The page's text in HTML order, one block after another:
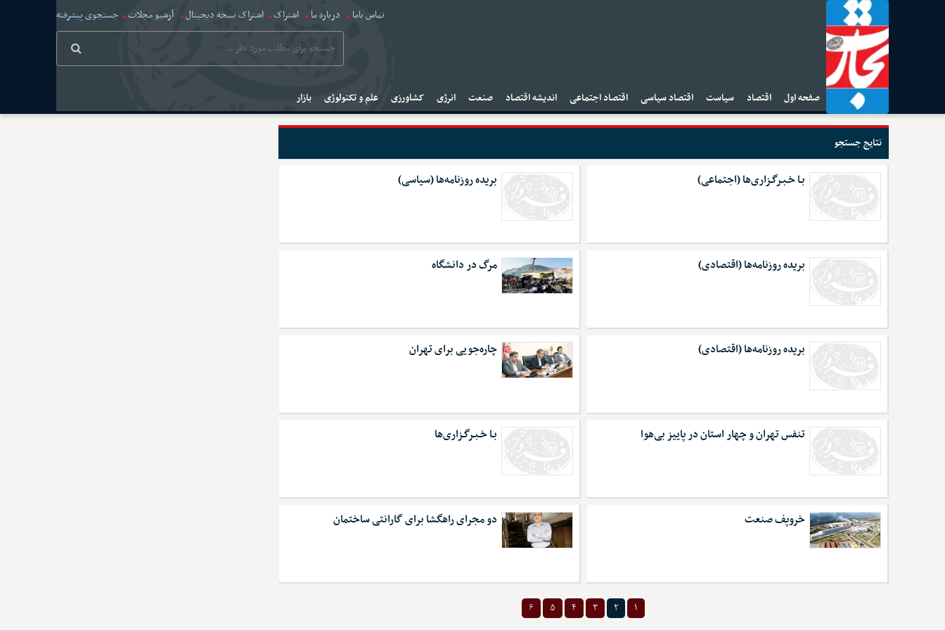
تماس باما درباره ما اشتراک اشتراک نسخه دیجیتال آرشیو مجلات جستجوی پیشرفته
صفحه اول اقتصاد سیاست اقتصاد سیاسی اقتصاد اجتماعی اندیشه اقتصاد صنعت انرژی کشاورزی علم و تکنولوژی بازار
نتایج جستجو
بـا خـبـرگـزاری‌ها (اجتماعی) بریده روزنامه‌ها (سیاسی)
بریده روزنامه‌ها (اقتصادی) مرگ در دانشگاه
بریده روزنامه‌ها (اقتصادی) چاره‌جویی برای تهران
تنفس تهران و چهار استان در پاییز بی‌هوا بـا خـبـرگـزاری‌ها
خروپف صنعت دو مجرای راهگشا برای گارانتی ساختمان
۱ ۲ ۳ ۴ ۵ ۶